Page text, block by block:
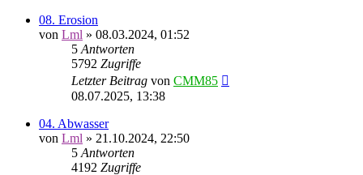
08. Erosion
von Lml » 08.03.2024, 01:52
5 Antworten
5792 Zugriffe
Letzter Beitrag von CMM85
08.07.2025, 13:38
04. Abwasser
von Lml » 21.10.2024, 22:50
5 Antworten
4192 Zugriffe